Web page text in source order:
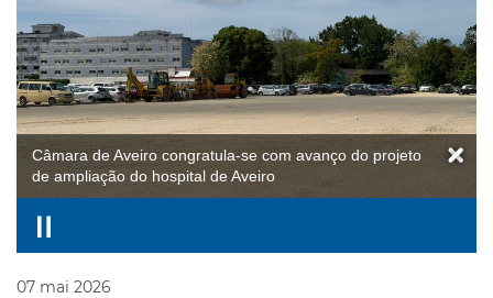
Câmara de Aveiro congratula-se com avanço do projeto
de ampliação do hospital de Aveiro
07 mai 2026